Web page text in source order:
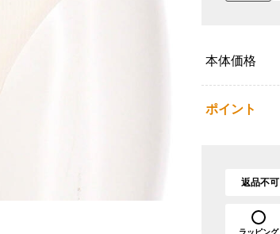
本体価格
ポイント
返品不可
ラッピング